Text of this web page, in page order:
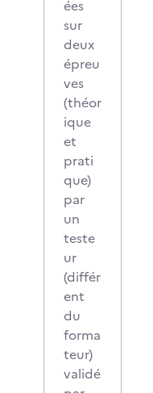
ées
sur
deux
épreu
ves
(théor
ique
et
prati
que)
par
un
teste
ur
(différ
ent
du
forma
teur)
validé